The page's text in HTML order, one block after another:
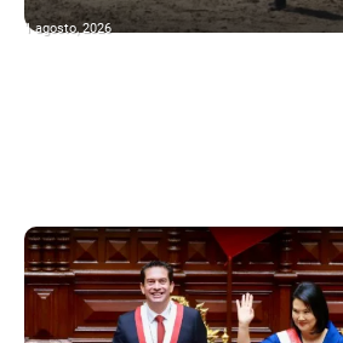
1 agosto, 2026